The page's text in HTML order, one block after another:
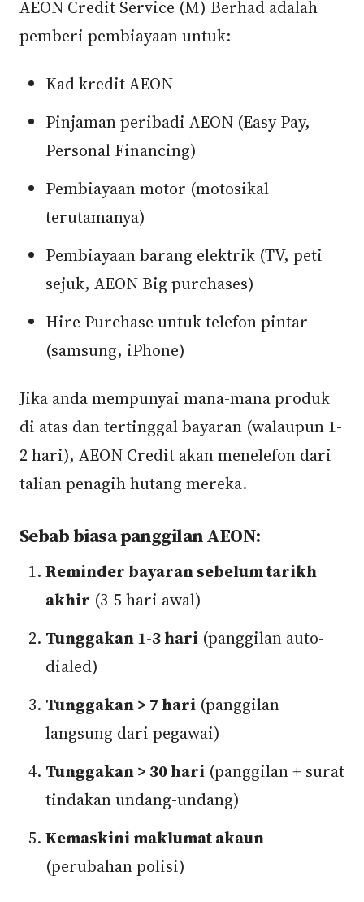
AEON Credit Service (M) Berhad adalah
pemberi pembiayaan untuk:
Kad kredit AEON
Pinjaman peribadi AEON (Easy Pay,
Personal Financing)
Pembiayaan motor (motosikal
terutamanya)
Pembiayaan barang elektrik (TV, peti
sejuk, AEON Big purchases)
Hire Purchase untuk telefon pintar
(samsung, iPhone)
Jika anda mempunyai mana-mana produk
di atas dan tertinggal bayaran (walaupun 1-
2 hari), AEON Credit akan menelefon dari
talian penagih hutang mereka.
Sebab biasa panggilan AEON:
Reminder bayaran sebelum tarikh
akhir (3-5 hari awal)
Tunggakan 1-3 hari (panggilan auto-
dialed)
Tunggakan > 7 hari (panggilan
langsung dari pegawai)
Tunggakan > 30 hari (panggilan + surat
tindakan undang-undang)
Kemaskini maklumat akaun
(perubahan polisi)